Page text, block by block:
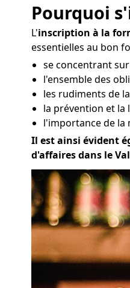
Pourquoi
L'inscription à la
essentielles au bon
se concentrant
l'ensemble des
les rudiments de
la prévention et la
l'importance de la
Il est ainsi évident
d'affaires dans le